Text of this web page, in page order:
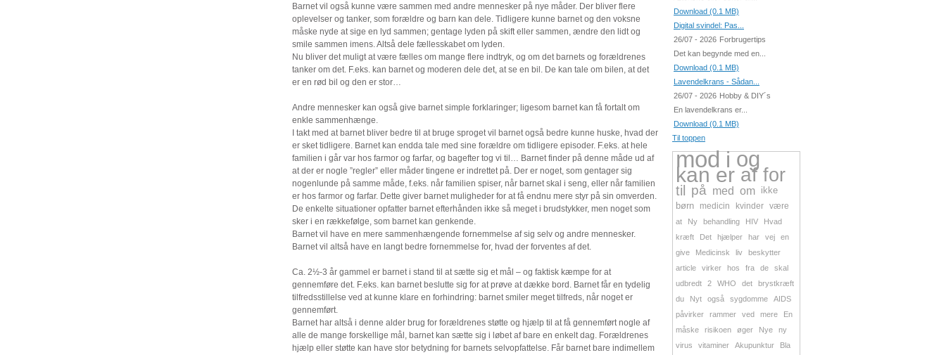
Barnet vil også kunne være sammen med andre mennesker på nye måder. Der bliver flere
oplevelser og tanker, som forældre og barn kan dele. Tidligere kunne barnet og den voksne
måske nyde at sige en lyd sammen; gentage lyden på skift eller sammen, ændre den lidt og
smile sammen imens. Altså dele fællesskabet om lyden.
Nu bliver det muligt at være fælles om mange flere indtryk, og om det barnets og forældrenes
tanker om det. F.eks. kan barnet og moderen dele det, at se en bil. De kan tale om bilen, at det
er en rød bil og den er stor…
Andre mennesker kan også give barnet simple forklaringer; ligesom barnet kan få fortalt om
enkle sammenhænge.
I takt med at barnet bliver bedre til at bruge sproget vil barnet også bedre kunne huske, hvad der
er sket tidligere. Barnet kan endda tale med sine forældre om tidligere episoder. F.eks. at hele
familien i går var hos farmor og farfar, og bagefter tog vi til… Barnet finder på denne måde ud af
at der er nogle ”regler” eller måder tingene er indrettet på. Der er noget, som gentager sig
nogenlunde på samme måde, f.eks. når familien spiser, når barnet skal i seng, eller når familien
er hos farmor og farfar. Dette giver barnet muligheder for at få endnu mere styr på sin omverden.
De enkelte situationer opfatter barnet efterhånden ikke så meget i brudstykker, men noget som
sker i en rækkefølge, som barnet kan genkende.
Barnet vil have en mere sammenhængende fornemmelse af sig selv og andre mennesker.
Barnet vil altså have en langt bedre fornemmelse for, hvad der forventes af det.
Ca. 2½-3 år gammel er barnet i stand til at sætte sig et mål – og faktisk kæmpe for at
gennemføre det. F.eks. kan barnet beslutte sig for at prøve at dække bord. Barnet får en tydelig
tilfredsstillelse ved at kunne klare en forhindring: barnet smiler meget tilfreds, når noget er
gennemført.
Barnet har altså i denne alder brug for forældrenes støtte og hjælp til at få gennemført nogle af
alle de mange forskellige mål, barnet kan sætte sig i løbet af bare en enkelt dag. Forældrenes
hjælp eller støtte kan have stor betydning for barnets selvopfattelse. Får barnet bare indimellem
Download (0.1 MB)
Digital svindel: Pas...
26/07 - 2026 Forbrugertips
Det kan begynde med en...
Download (0.1 MB)
Lavendelkrans - Sådan...
26/07 - 2026 Hobby & DIY´s
En lavendelkrans er...
Download (0.1 MB)
Til toppen
mod i og
kan er af for
til på med om ikke
børn
medicin kvinder
være
at
Ny behandling HIV
Hvad
kræft
Det hjælper har vej
en
give
Medicinsk liv
beskytter
article
virker hos fra de
skal
udbredt
2 WHO det
brystkræft
du
Nyt også sygdomme
AIDS
påvirker
rammer ved mere
En
måske
risikoen øger Nye
ny
virus
vitaminer Akupunktur
Bla